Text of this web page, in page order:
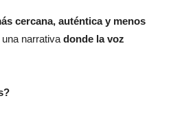
cercana, auténtica y menos
narrativa donde la voz